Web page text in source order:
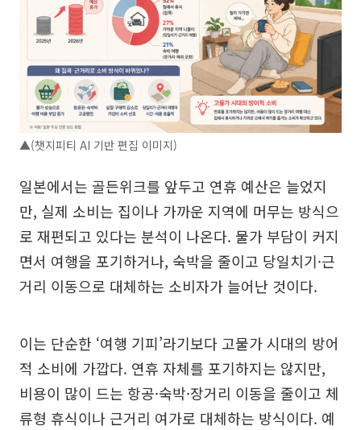
▲(챗지피티 AI 기반 편집 이미지)
일본에서는 골든위크를 앞두고 연휴 예산은 늘었지
만, 실제 소비는 집이나 가까운 지역에 머무는 방식으
로 재편되고 있다는 분석이 나온다. 물가 부담이 커지
면서 여행을 포기하거나, 숙박을 줄이고 당일치기·근
거리 이동으로 대체하는 소비자가 늘어난 것이다.
이는 단순한 ‘여행 기피’라기보다 고물가 시대의 방어
적 소비에 가깝다. 연휴 자체를 포기하지는 않지만,
비용이 많이 드는 항공·숙박·장거리 이동을 줄이고 체
류형 휴식이나 근거리 여가로 대체하는 방식이다. 예